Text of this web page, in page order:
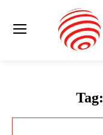
Tag: